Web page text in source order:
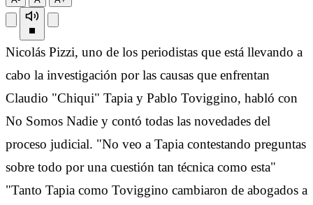
Nicolás Pizzi, uno de los periodistas que está llevando a
cabo la investigación por las causas que enfrentan
Claudio "Chiqui" Tapia y Pablo Toviggino, habló con
No Somos Nadie y contó todas las novedades del
proceso judicial. "No veo a Tapia contestando preguntas
sobre todo por una cuestión tan técnica como esta"
"Tanto Tapia como Toviggino cambiaron de abogados a